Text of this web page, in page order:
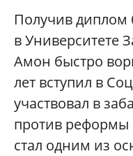
Получив диплом
в Университете
Амон быстро
лет вступил в
участвовал в
против реформы
стал одним из